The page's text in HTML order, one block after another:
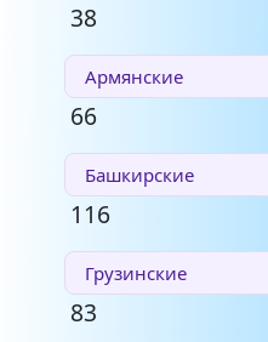
38
Армянские
66
Башкирские
116
Грузинские
83